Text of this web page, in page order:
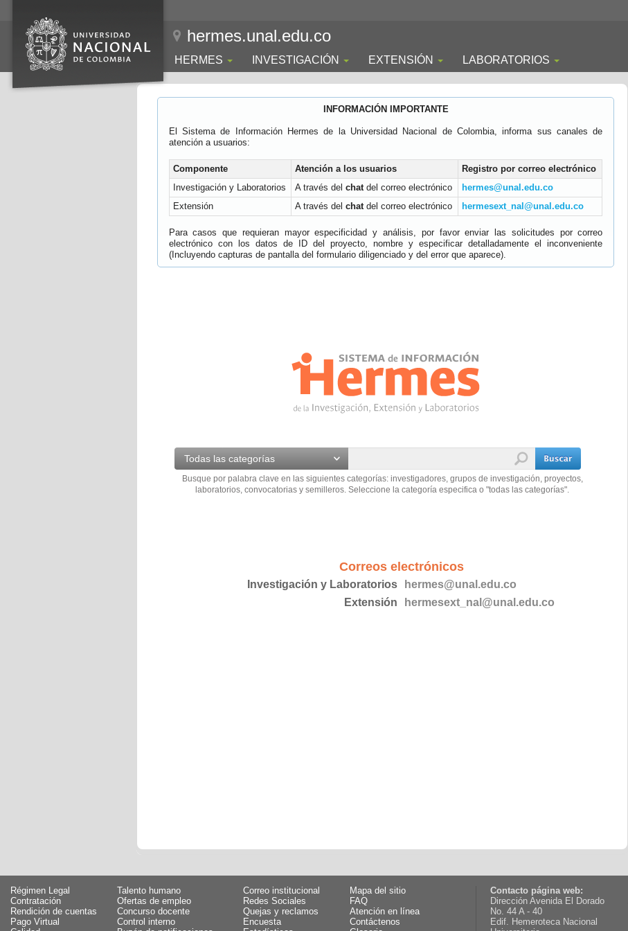
hermes.unal.edu.co
HERMES INVESTIGACIÓN EXTENSIÓN LABORATORIOS
INFORMACIÓN IMPORTANTE
El Sistema de Información Hermes de la Universidad Nacional de Colombia, informa sus canales de
atención a usuarios:
Componente Atención a los usuarios
Registro por correo electrónico
Investigación y Laboratorios
A través del chatdel correo electrónico
hermes@unal.edu.co
Extensión
A través del chatdel correo electrónico hermesext_nal@unal.edu.co
Para casos que requieran mayor especificidad y análisis, por favor enviar las solicitudes por correo
electrónico con los datos de ID del proyecto, nombre y especificar detalladamente el inconveniente
(Incluyendo capturas de pantalla del formulario diligenciado y del error que aparece).
Todas las categorías
Busque por palabra clave en las siguientes categorías: investigadores, grupos de investigación, proyectos,
laboratorios, convocatorias y semilleros. Seleccione la categoría especifica o "todas las categorías".
Correos electrónicos
Investigación y Laboratorios
hermes@unal.edu.co
Extensión
hermesext_nal@unal.edu.co
Régimen Legal
Talento humano
Contratación
Ofertas de empleo
Rendición de cuentas
Concurso docente
Pago Virtual
Control interno
Correo institucional
Mapa del sitio
Redes Sociales
FAQ
Quejas y reclamos
Atención en línea
Encuesta
Contáctenos
Contacto página web:
Dirección Avenida El Dorado
No. 44 A - 40
Edif. Hemeroteca Nacional